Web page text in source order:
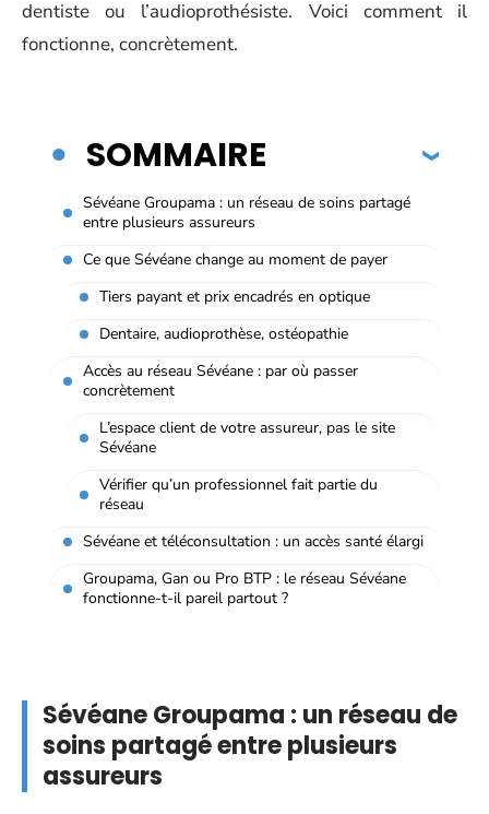
dentiste ou l’audioprothésiste. Voici comment il
fonctionne, concrètement.
SOMMAIRE
Sévéane Groupama : un réseau de soins partagé
entre plusieurs assureurs
Ce que Sévéane change au moment de payer
Tiers payant et prix encadrés en optique
Dentaire, audioprothèse, ostéopathie
Accès au réseau Sévéane : par où passer
concrètement
L’espace client de votre assureur, pas le site
Sévéane
Vérifier qu’un professionnel fait partie du
réseau
Sévéane et téléconsultation : un accès santé élargi
Groupama, Gan ou Pro BTP : le réseau Sévéane
fonctionne-t-il pareil partout ?
Sévéane Groupama : un réseau de
soins partagé entre plusieurs
assureurs